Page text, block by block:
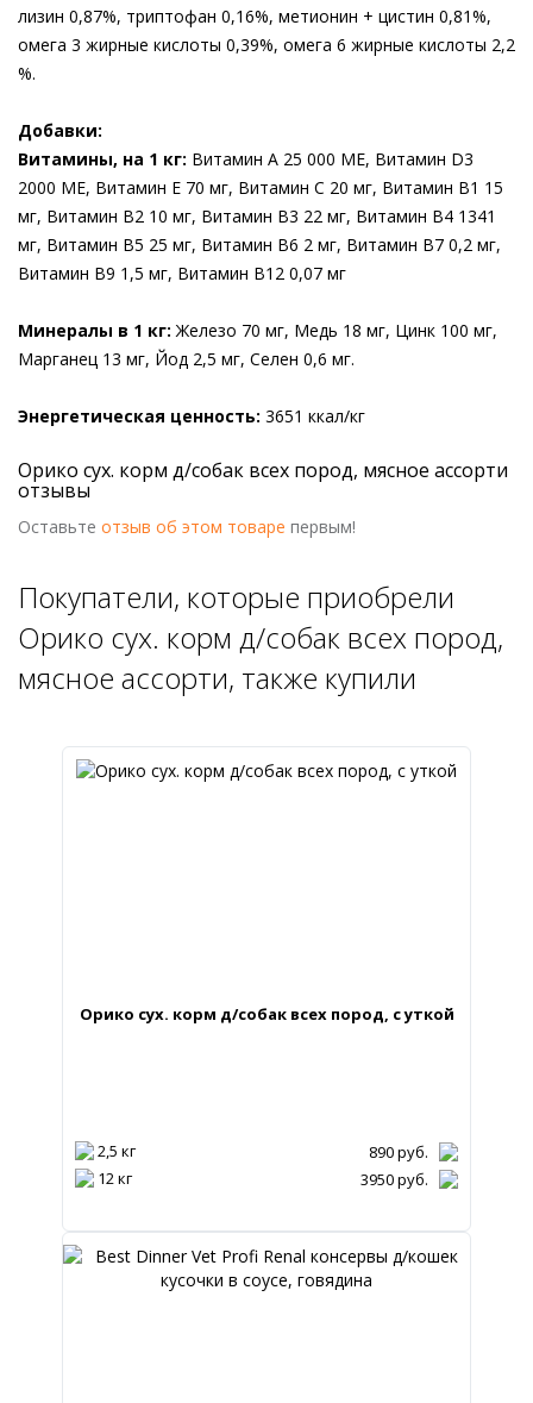
лизин 0,87%, триптофан 0,16%, метионин + цистин 0,81%,
омега 3 жирные кислоты 0,39%, омега 6 жирные кислоты 2,2
%.
Добавки:
Витамины, на 1 кг: Витамин А 25 000 МЕ, Витамин D3
2000 МЕ, Витамин Е 70 мг, Витамин С 20 мг, Витамин В1 15
мг, Витамин В2 10 мг, Витамин В3 22 мг, Витамин В4 1341
мг, Витамин В5 25 мг, Витамин В6 2 мг, Витамин В7 0,2 мг,
Витамин В9 1,5 мг, Витамин В12 0,07 мг
Минералы в 1 кг: Железо 70 мг, Медь 18 мг, Цинк 100 мг,
Марганец 13 мг, Йод 2,5 мг, Селен 0,6 мг.
Энергетическая ценность: 3651 ккал/кг
Орико сух. корм д/собак всех пород, мясное ассорти
отзывы
Оставьте отзыв об этом товаре первым!
Покупатели, которые приобрели
Орико сух. корм д/собак всех пород,
мясное ассорти, также купили
Орико сух. корм д/собак всех пород, с уткой
2,5 кг 890руб.
12 кг
3950руб.